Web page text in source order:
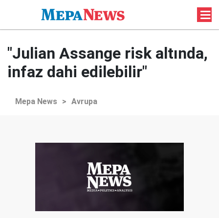
"Julian Assange risk altında,
infaz dahi edilebilir"
Mepa News > Avrupa